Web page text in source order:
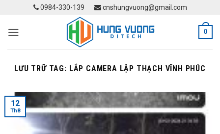
content
0984-330-139 cnshungvuong@gmail.com
0
LƯU TRỮ TAG: LẮP CAMERA LẬP THẠCH VĨNH PHÚC
12
Th8